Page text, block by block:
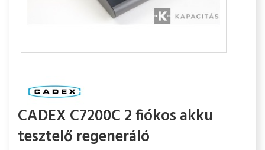
CADEX C7200C 2 fiókos akku
tesztelő regeneráló